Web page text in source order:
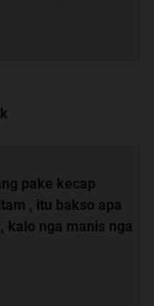
pake kecap
, itu bakso apa
kalo nga manis nga